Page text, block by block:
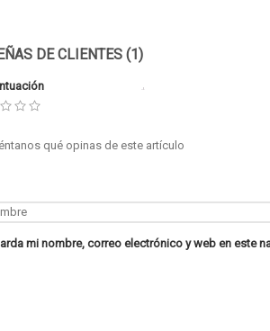
DE CLIENTES (1)
mi nombre, correo electrónico y web en este